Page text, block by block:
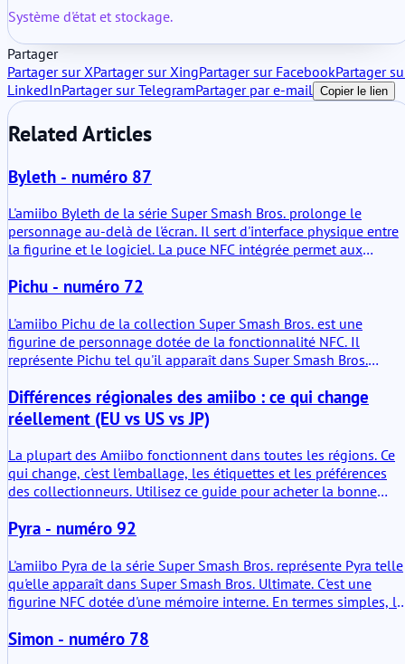
Système d'état et stockage.
Partager
Partager sur XPartager sur XingPartager sur FacebookPartager
LinkedInPartager sur TelegramPartager par e-mail Copier le lien
Related Articles
Byleth - numéro 87
L'amiibo Byleth de la série Super Smash Bros. prolonge le
personnage au-delà de l'écran. Il sert d'interface physique entre
la figurine et le logiciel. La puce NFC intégrée permet aux
précis, d'écrire des données. C'est à la fois un objet de collection
Pichu - numéro 72
L'amiibo Pichu de la collection Super Smash Bros. est une
figurine de personnage dotée de la fonctionnalité NFC. Il
représente Pichu tel qu'il apparaît dans Super Smash Bros.
figurine n'est pas seulement décorative. Elle stocke des données
et peut enregistrer la progression dans les jeux compatibles.
Différences régionales des amiibo : ce qui change
réellement (EU vs US vs JP)
La plupart des Amiibo fonctionnent dans toutes les régions. Ce
qui change, c'est l'emballage, les étiquettes et les préférences
des collectionneurs. Utilisez ce guide pour acheter la bonne
Pyra - numéro 92
L'amiibo Pyra de la série Super Smash Bros. représente Pyra telle
qu'elle apparaît dans Super Smash Bros. Ultimate. C'est une
figurine NFC dotée d'une mémoire interne. En termes simples,
écrire des données. L'intérêt est pratique : elle peut transporter
Simon - numéro 78